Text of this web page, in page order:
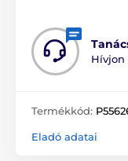
Hívjon
Termékkód:
Eladó adatai